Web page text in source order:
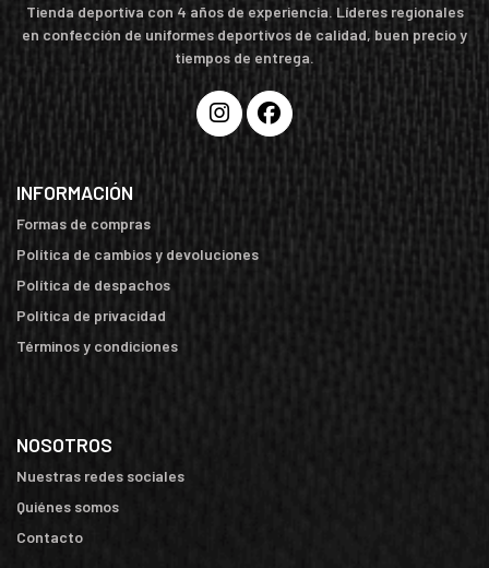
Tienda deportiva con 4 años de experiencia. Líderes regionales
en confección de uniformes deportivos de calidad, buen precio y
tiempos de entrega.
INFORMACIÓN
Formas de compras
Política de cambios y devoluciones
Política de despachos
Política de privacidad
Términos y condiciones
NOSOTROS
Nuestras redes sociales
Quiénes somos
Contacto